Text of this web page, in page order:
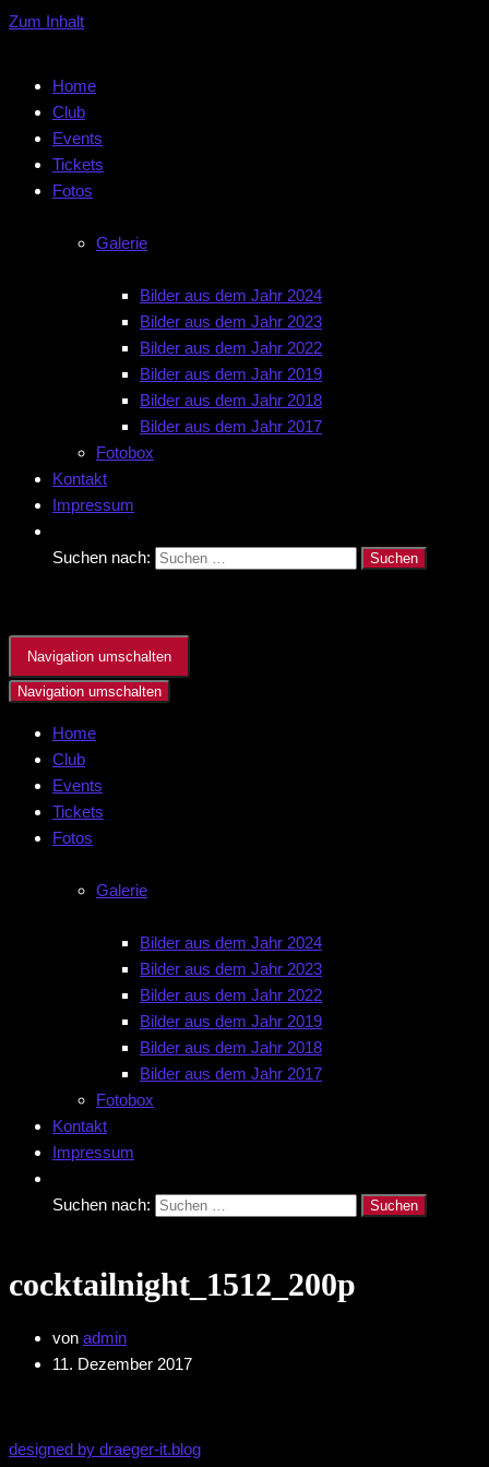
Zum Inhalt
Home
Club
Events
Tickets
Fotos
Galerie
Bilder aus dem Jahr 2024
Bilder aus dem Jahr 2023
Bilder aus dem Jahr 2022
Bilder aus dem Jahr 2019
Bilder aus dem Jahr 2018
Bilder aus dem Jahr 2017
Fotobox
Kontakt
Impressum
Suchen nach:
Navigation umschalten
Navigation umschalten
Home
Club
Events
Tickets
Fotos
Galerie
Bilder aus dem Jahr 2024
Bilder aus dem Jahr 2023
Bilder aus dem Jahr 2022
Bilder aus dem Jahr 2019
Bilder aus dem Jahr 2018
Bilder aus dem Jahr 2017
Fotobox
Kontakt
Impressum
Suchen nach:
cocktailnight_1512_200p
von admin
11. Dezember 2017
designed by draeger-it.blog